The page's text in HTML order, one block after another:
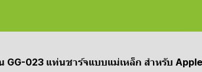
GG-023 แท่นชาร์จแบบแม่เหล็ก สำหรับ